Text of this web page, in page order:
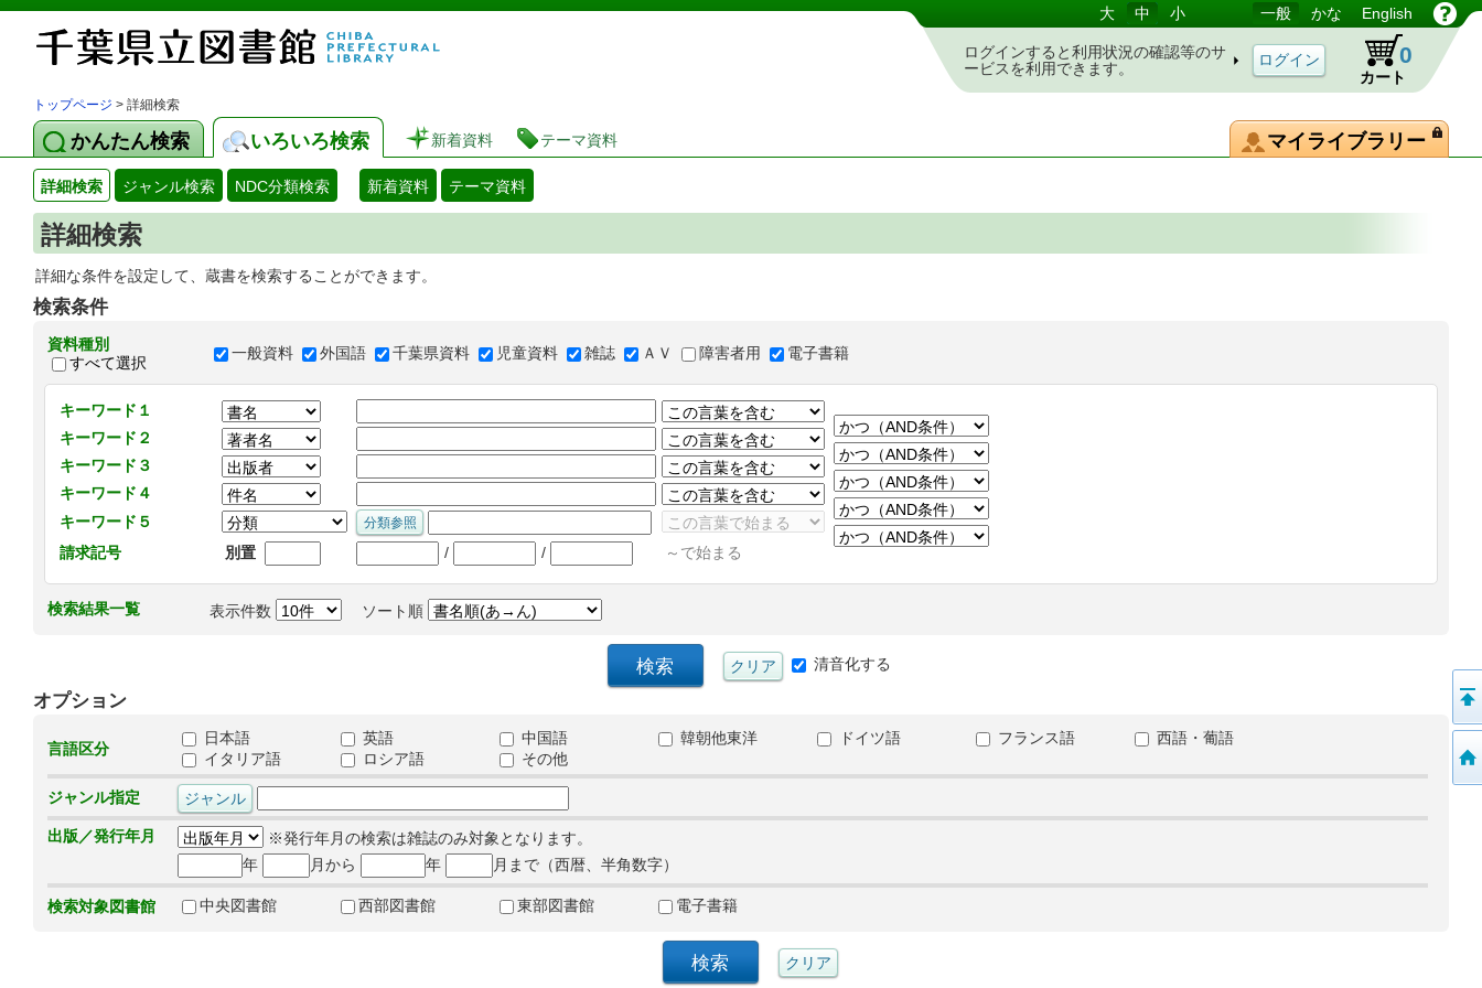
図書館 蔵書検索・予約システム 大 中 小 一般 かな English
ログインすると利用状況の確認等のサ
ービスを利用できます。
カート
0
トップページ > 詳細検索
かんたん検索 いろいろ検索 新着資料 テーマ資料 マイライブラリー
詳細検索 ジャンル検索 NDC分類検索 新着資料 テーマ資料
詳細検索
詳細な条件を設定して、蔵書を検索することができます。
検索条件
資料種別
すべて選択
一般資料 外国語 千葉県資料 児童資料 雑誌 ＡＶ 障害者用 電子書籍
キーワード１
キーワード２
キーワード３
キーワード４
キーワード５
請求記号
別置 / / ～で始まる
検索結果一覧 表示件数 ソート順
清音化する
オプション
言語区分
日本語 英語 中国語 韓朝他東洋 ドイツ語 フランス語
西語・葡語
イタリア語
ロシア語 その他
ジャンル指定
出版／発行年月
※発行年月の検索は雑誌のみ対象となります。
年
月から 年 月まで（西暦、半角数字）
検索対象図書館 中央図書館 西部図書館 東部図書館 電子書籍